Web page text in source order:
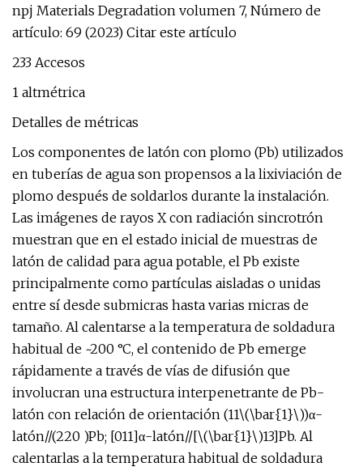
npj Materials Degradation volumen 7, Número de
artículo: 69 (2023) Citar este artículo
233 Accesos
1 altmétrica
Detalles de métricas
Los componentes de latón con plomo (Pb) utilizados
en tuberías de agua son propensos a la lixiviación de
plomo después de soldarlos durante la instalación.
Las imágenes de rayos X con radiación sincrotrón
muestran que en el estado inicial de muestras de
latón de calidad para agua potable, el Pb existe
principalmente como partículas aisladas o unidas
entre sí desde submicras hasta varias micras de
tamaño. Al calentarse a la temperatura de soldadura
habitual de ~200 °C, el contenido de Pb emerge
rápidamente a través de vías de difusión que
involucran una estructura interpenetrante de Pb-
latón con relación de orientación (11\(\bar{1}\))α-
latón//(220 )Pb; [011]α-latón//[\(\bar{1}\)13]Pb. Al
calentarlas a la temperatura habitual de soldadura